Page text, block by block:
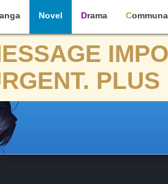
Manga Novel Drama